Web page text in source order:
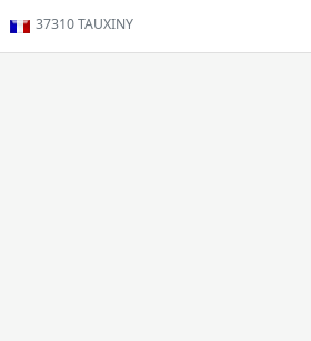
37310TAUXINY